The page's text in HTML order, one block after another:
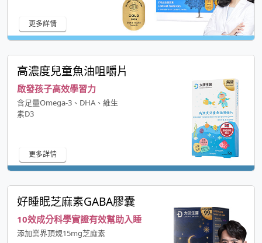
更多詳情
高濃度兒童魚油咀嚼片
啟發孩子高效學習力
含足量Omega-3、DHA、維生
素D3
更多詳情
好睡眠芝麻素GABA膠囊
10效成分科學實證有效幫助入睡
添加業界頂規15mg芝麻素